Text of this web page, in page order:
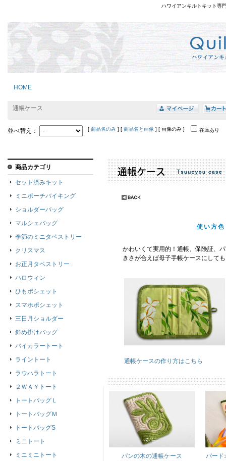
ハワイアンキルトキット専
HOME
通帳ケース
並べ替え： [ 商品名のみ ] [ 商品名と画像 ] [ 画像のみ ] 在庫あり
使い方
かわいくて実用的！通帳、保険証、
きさが合えば母子手帳ケースにして
通帳ケースの作り方はこちら
パンの木の通帳ケース
バード
商品カテゴリ
セット済みキット
ミニポーチバイキング
ショルダーバッグ
マルシェバッグ
季節のミニタペストリー
クリスマス
お正月タペストリー
ハロウィン
ひもポシェット
スマホポシェット
三日月ショルダー
斜め掛けバッグ
バイカラートート
ライントート
ラウハラトート
２ＷＡＹトート
トートバッグＬ
トートバッグＭ
トートバッグS
ミニトート
ミニミニトート